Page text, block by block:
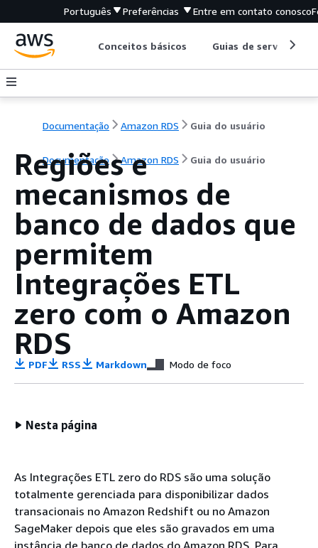
Português Preferências Entre em contato conosco
Conceitos básicos Guias de serviço
Documentação Amazon RDS Guia do usuário
Documentação Amazon RDS Guia do usuário
Regiões e
mecanismos de
banco de dados que
permitem
Integrações ETL
zero com o Amazon
RDS
PDF RSS Markdown Modo de foco
Nesta página
As Integrações ETL zero do RDS são uma solução
totalmente gerenciada para disponibilizar dados
transacionais no Amazon Redshift ou no Amazon
SageMaker depois que eles são gravados em uma
instância de banco de dados do Amazon RDS. Para